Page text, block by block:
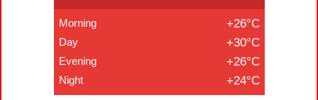
Morning +26°C
Day +30°C
Evening +26°C
Night +24°C